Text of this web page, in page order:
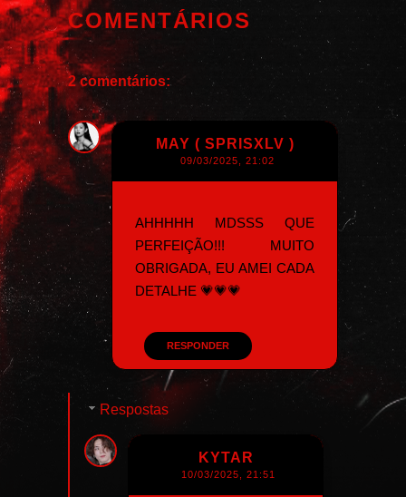
COMENTÁRIOS
2 comentários:
MAY ( SPRISXLV )
09/03/2025, 21:02
AHHHHH MDSSS QUE
PERFEIÇÃO!!! MUITO
OBRIGADA, EU AMEI CADA
DETALHE 💗💗💗
RESPONDER
Respostas
KYTAR
10/03/2025, 21:51